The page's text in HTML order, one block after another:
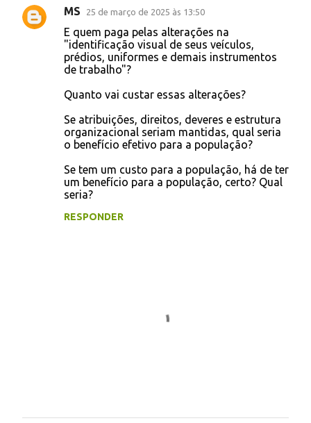
t
á
MS 25 de março de 2025 às 13:50
E quem paga pelas alterações na
"identificação visual de seus veículos,
prédios, uniformes e demais instrumentos
de trabalho"?
Quanto vai custar essas alterações?
Se atribuições, direitos, deveres e estrutura
organizacional seriam mantidas, qual seria
o benefício efetivo para a população?
Se tem um custo para a população, há de ter
um benefício para a população, certo? Qual
seria?
RESPONDER